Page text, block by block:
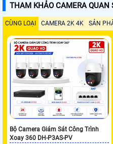
THAM KHẢO CAMERA QUAN
CÙNG LOẠI CAMERA 2K 4K SẢN
Bộ Camera Giám Sát Công Trình
Xoay 360 DH-P3AS-PV